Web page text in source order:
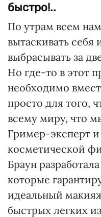
быстро!..
По утрам всем
вытаскивать себя
выбрасывать за
Но где-то в этот
необходимо
просто для того,
всему миру, что
Гример-эксперт и
косметической
Браун
которые
идеальный
быстрых легких